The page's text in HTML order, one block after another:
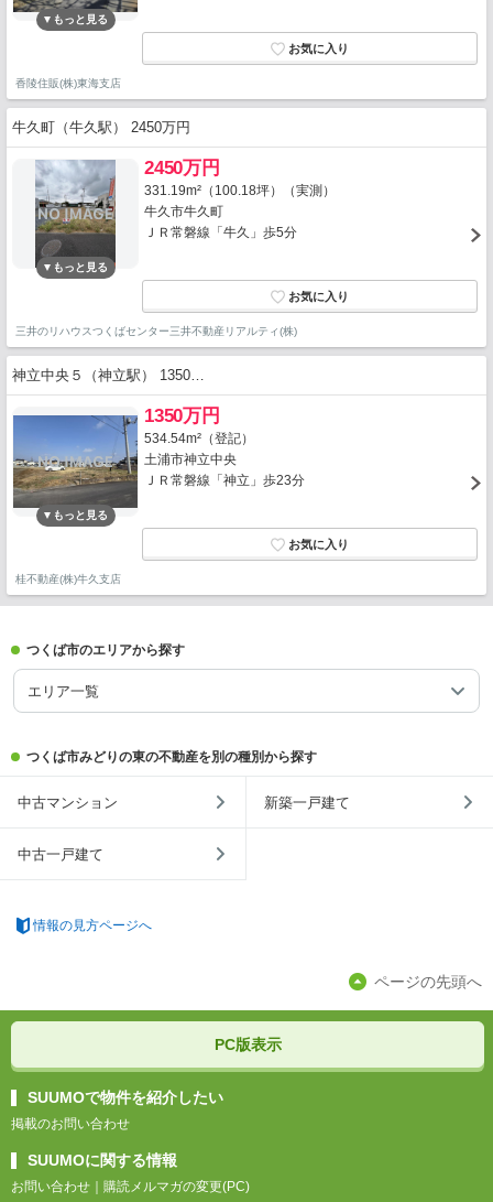
香陵住販(株)東海支店
牛久町（牛久駅） 2450万円
2450万円
331.19m²（100.18坪）（実測）
牛久市牛久町
ＪＲ常磐線「牛久」歩5分
三井のリハウスつくばセンター三井不動産リアルティ(株)
神立中央５（神立駅） 1350…
1350万円
534.54m²（登記）
土浦市神立中央
ＪＲ常磐線「神立」歩23分
桂不動産(株)牛久支店
つくば市のエリアから探す
エリア一覧
つくば市みどりの東の不動産を別の種別から探す
中古マンション 新築一戸建て
中古一戸建て
情報の見方ページへ
ページの先頭へ
PC版表示
SUUMOで物件を紹介したい
掲載のお問い合わせ
SUUMOに関する情報
お問い合わせ 購読メルマガの変更(PC)